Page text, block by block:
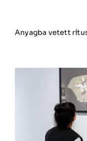
Anyagba vetett